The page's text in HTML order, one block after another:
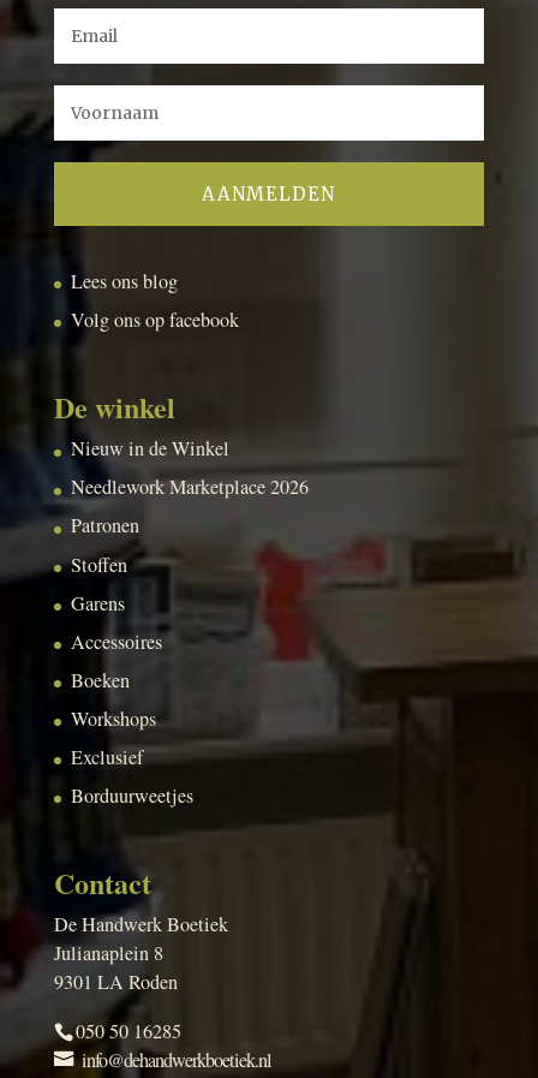
Lees ons blog
Volg ons op facebook
De winkel
Nieuw in de Winkel
Needlework Marketplace 2026
Patronen
Stoffen
Garens
Accessoires
Boeken
Workshops
Exclusief
Borduurweetjes
Contact
De Handwerk Boetiek
Julianaplein 8
9301 LA Roden
050 50 16285
info@dehandwerkboetiek.nl